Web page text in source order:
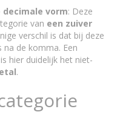
vorm: Deze
van een zuiver
verschil is dat bij deze
de komma. Een
hier duidelijk het niet-
.